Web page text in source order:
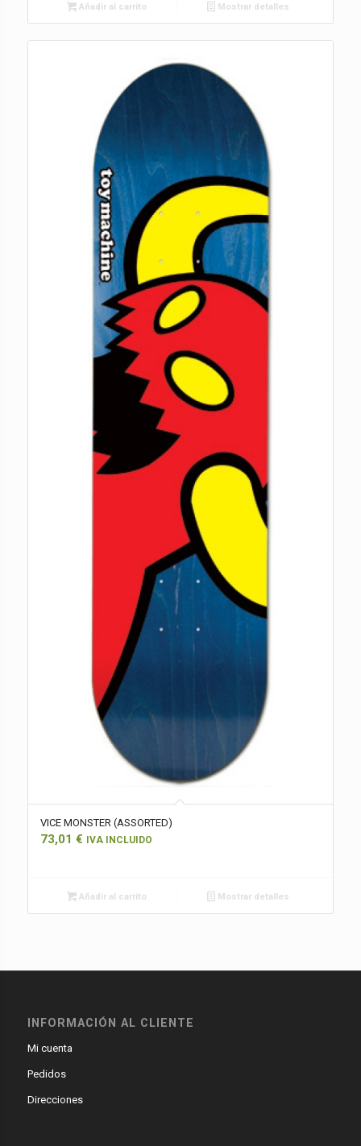
Añadir al carrito Mostrar detalles
VICE MONSTER (ASSORTED)
73,01 € IVA INCLUIDO
Añadir al carrito Mostrar detalles
INFORMACIÓN AL CLIENTE
Mi cuenta
Pedidos
Direcciones